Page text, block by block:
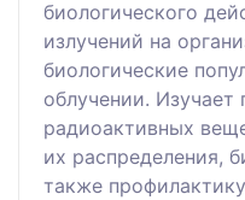
биологического
излучений на
биологические
облучении. Изучает
радиоактивных
их распределения,
также профилактику